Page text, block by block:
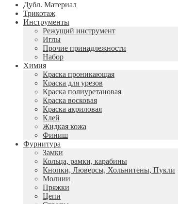
Дубл. Материал
Трикотаж
Инструменты
Режущий инструмент
Иглы
Прочие принадлежности
Набор
Химия
Краска проникающая
Краска для урезов
Краска полиуретановая
Краска восковая
Краска акриловая
Клей
Жидкая кожа
Финиш
Фурнитура
Замки
Кольца, рамки, карабины
Кнопки, Люверсы, Хольнитены, Пукли
Молнии
Пряжки
Цепи